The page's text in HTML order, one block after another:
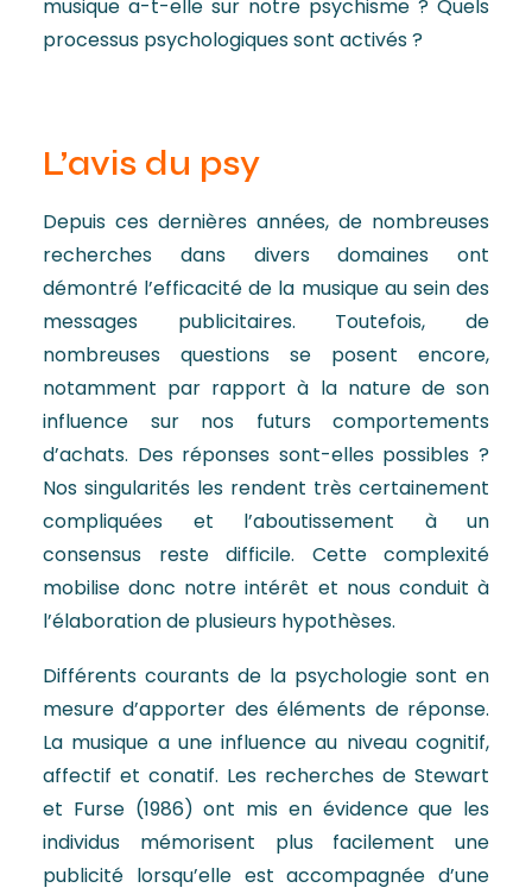
musique a-t-elle sur notre psychisme ? Quels
processus psychologiques sont activés ?
L’avis du psy
Depuis ces dernières années, de nombreuses
recherches dans divers domaines ont
démontré l’efficacité de la musique au sein des
messages publicitaires. Toutefois, de
nombreuses questions se posent encore,
notamment par rapport à la nature de son
influence sur nos futurs comportements
d’achats. Des réponses sont-elles possibles ?
Nos singularités les rendent très certainement
compliquées et l’aboutissement à un
consensus reste difficile. Cette complexité
mobilise donc notre intérêt et nous conduit à
l’élaboration de plusieurs hypothèses.
Différents courants de la psychologie sont en
mesure d’apporter des éléments de réponse.
La musique a une influence au niveau cognitif,
affectif et conatif. Les recherches de Stewart
et Furse (1986) ont mis en évidence que les
individus mémorisent plus facilement une
publicité lorsqu’elle est accompagnée d’une